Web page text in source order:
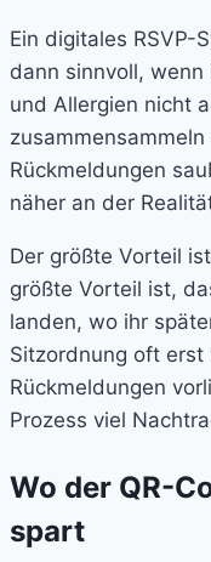
Ein digitales RSVP-
dann sinnvoll,
und Allergien nicht
Rückmeldungen
näher an der
Der größte Vorteil
größte Vorteil ist,
landen, wo ihr
Sitzordnung oft
Rückmeldungen
Prozess viel
Wo der QR-
spart